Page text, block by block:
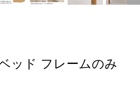
ッド フレームのみ